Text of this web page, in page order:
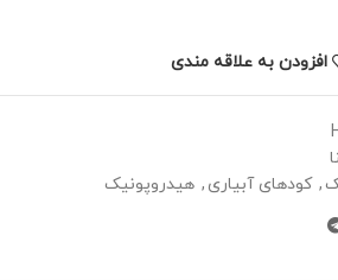
افزودن به علاقه مندی
, کودهای آبیاری , هیدروپونیک